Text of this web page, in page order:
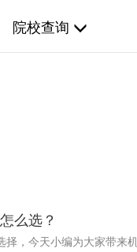
院校查询
么选？
择，今天小编为大家带来